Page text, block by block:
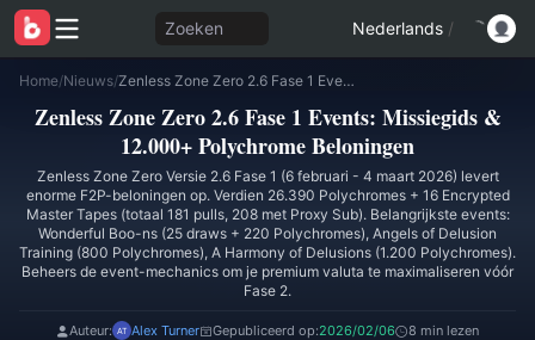
Zoeken Nederlands /
Home/Nieuws/ Zenless Zone Zero 2.6 Fase 1 Events: Missiegids & 12.000+ Polychrome Beloningen
Zenless Zone Zero 2.6 Fase 1 Events: Missiegids &
12.000+ Polychrome Beloningen
Zenless Zone Zero Versie 2.6 Fase 1 (6 februari - 4 maart 2026) levert
enorme F2P-beloningen op. Verdien 26.390 Polychromes + 16 Encrypted
Master Tapes (totaal 181 pulls, 208 met Proxy Sub). Belangrijkste events:
Wonderful Boo-ns (25 draws + 220 Polychromes), Angels of Delusion
Training (800 Polychromes), A Harmony of Delusions (1.200 Polychromes).
Beheers de event-mechanics om je premium valuta te maximaliseren vóór
Fase 2.
Auteur: Alex Turner Gepubliceerd op:2026/02/06 8 min lezen